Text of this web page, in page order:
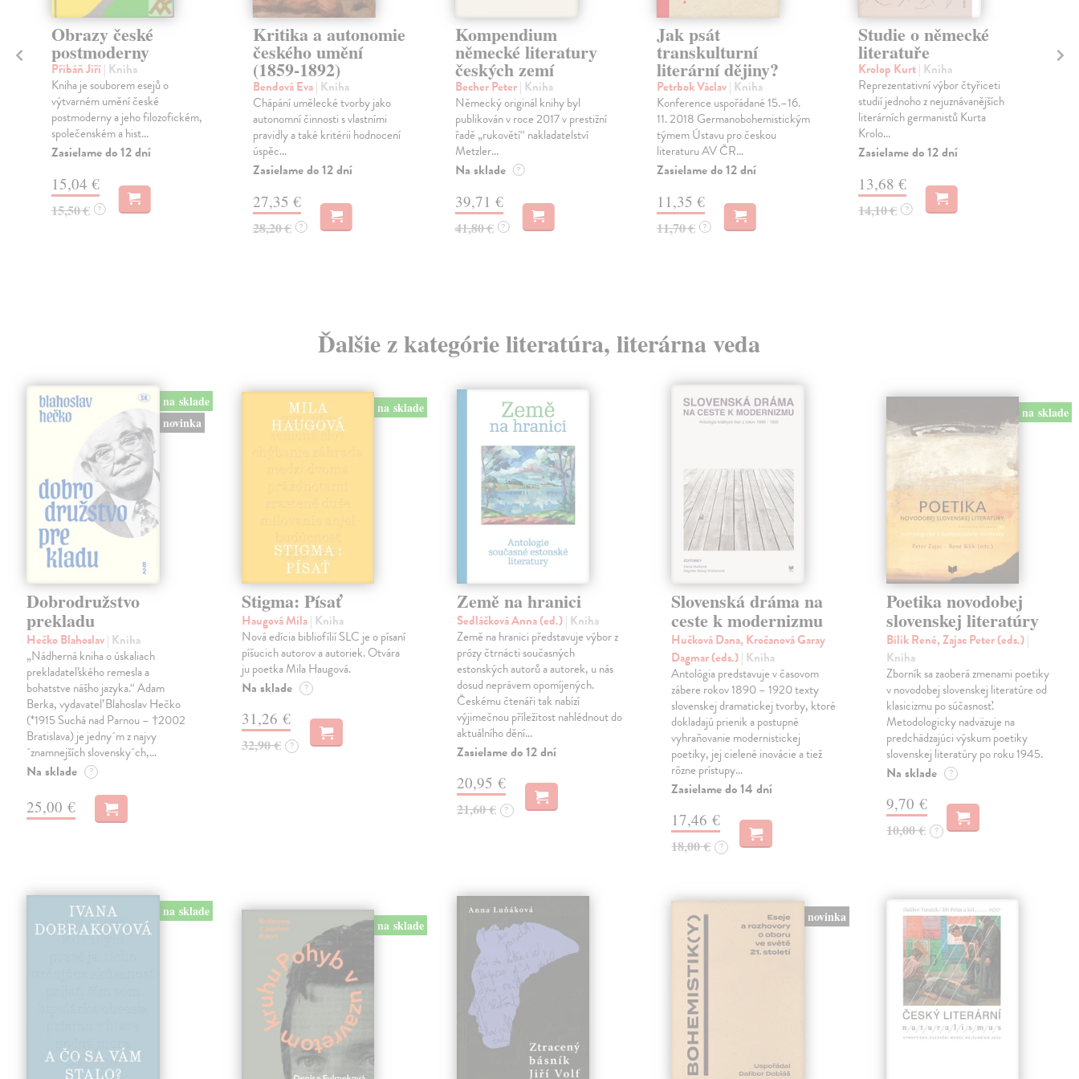
Obrazy české
postmoderny
Přibáň Jiří | Kniha
Kniha je souborem esejů o
výtvarném umění české
postmoderny a jeho filozofickém,
společenském a hist...
Zasielame do 12 dní
15,04 €
15,50 € ?
Kritika a autonomie
českého umění
(1859-1892)
Bendová Eva| Kniha
Chápání umělecké tvorby jako
autonomní činnosti s vlastními
pravidly a také kritérii hodnocení
úspěc...
Zasielame do 12 dní
27,35 €
28,20 € ?
Kompendium
německé literatury
českých zemí
Becher Peter| Kniha
Německý originál knihy byl
publikován v roce 2017 v prestižní
řadě „rukovětí“ nakladatelství
Metzler...
Na sklade ?
39,71 €
41,80 € ?
Jak psát
transkulturní
literární dějiny?
Petrbok Václav| Kniha
Konference uspořádané 15.–16.
11. 2018 Germanobohemistickým
týmem Ústavu pro českou
literaturu AV ČR...
Zasielame do 12 dní
11,35 €
11,70 € ?
Studie o německé
literatuře
Krolop Kurt| Kniha
Reprezentativní výbor čtyřiceti
studií jednoho z nejuznávanějších
literárních germanistů Kurta
Krolo...
Zasielame do 12 dní
13,68 €
14,10 € ?
Ďalšie z kategórie literatúra, literárna veda
na sklade
novinka
Dobrodružstvo
prekladu
Hečko Blahoslav| Kniha
„Nádherná kniha o úskaliach
prekladateľského remesla a
bohatstve nášho jazyka.“ Adam
Berka, vydavateľ Blahoslav Hečko
(*1915 Suchá nad Parnou – †2002
Bratislava) je jedny´m z najvy
´znamnejších slovensky´ch,…
Na sklade ?
25,00 €
na sklade
Stigma: Písať
Haugová Mila| Kniha
Nová edícia bibliofílií SLC je o písaní
píšucich autorov a autoriek. Otvára
ju poetka Mila Haugová.
Na sklade ?
31,26 €
32,90 € ?
Země na hranici
Sedláčková Anna (ed.)| Kniha
Země na hranici představuje výbor z
prózy čtrnácti současných
estonských autorů a autorek, u nás
dosud neprávem opomíjených.
Českému čtenáři tak nabízí
výjimečnou příležitost nahlédnout do
aktuálního dění…
Zasielame do 12 dní
20,95 €
21,60 € ?
Slovenská dráma na
ceste k modernizmu
Hučková Dana, Kročanová Garay
Dagmar (eds.)| Kniha
Antológia predstavuje v časovom
zábere rokov 1890 – 1920 texty
slovenskej dramatickej tvorby, ktoré
dokladajú prienik a postupné
vyhraňovanie modernistickej
poetiky, jej cielené inovácie a tiež
rôzne prístupy…
Zasielame do 14 dní
17,46 €
18,00 € ?
na sklade
Poetika novodobej
slovenskej literatúry
Bílik René, Zajac Peter (eds.)|
Kniha
Zborník sa zaoberá zmenami poetiky
v novodobej slovenskej literatúre od
klasicizmu po súčasnosť.
Metodologicky nadväzuje na
predchádzajúci výskum poetiky
slovenskej literatúry po roku 1945.
Na sklade ?
9,70 €
10,00 € ?
na sklade
na sklade
novinka